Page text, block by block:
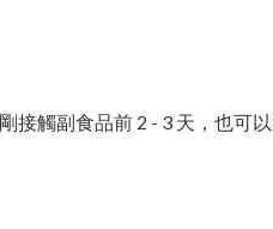
剛接觸副食品前 2 - 3 天，也可